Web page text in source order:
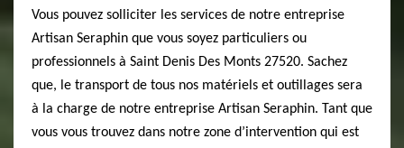
Vous pouvez solliciter les services de notre entreprise
Artisan Seraphin que vous soyez particuliers ou
professionnels à Saint Denis Des Monts 27520. Sachez
que, le transport de tous nos matériels et outillages sera
à la charge de notre entreprise Artisan Seraphin. Tant que
vous vous trouvez dans notre zone d’intervention qui est